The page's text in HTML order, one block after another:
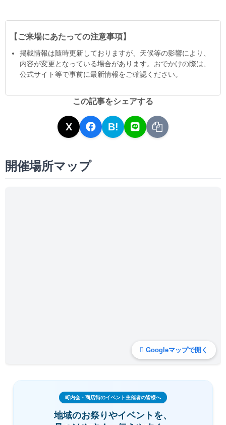
【ご来場にあたっての注意事項】
掲載情報は隨時更新しておりますが、天候等の影響により、
内容が変更となっている場合があります。おでかけの際は、
公式サイト等で事前に最新情報をご確認ください。
この記事をシェアする
X B!
開催場所マップ
Googleマップで開く
町内会・商店街のイベント主催者の皆様へ
地域のお祭りやイベントを、